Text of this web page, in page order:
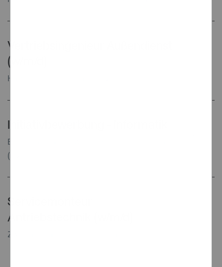
Vertriebsingenieur Außendienst
(w/m/d)
Hamburg, Deutschland
Initiativbewerbung - Informatik
Bruchsal, Baden-Württemberg, Deutschland
(Hybrid)
Servicemonteur
Antriebstechnik (w/m/d)
Zwickau, Sachsen, Deutschland